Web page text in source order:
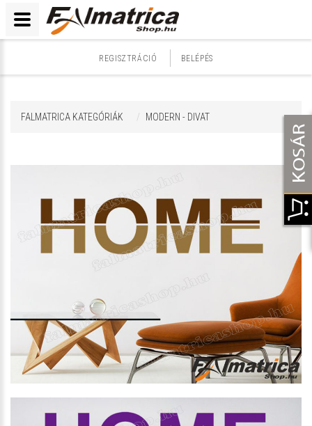
REGISZTRÁCIÓ BELÉPÉS
FALMATRICA KATEGÓRIÁK MODERN - DIVAT